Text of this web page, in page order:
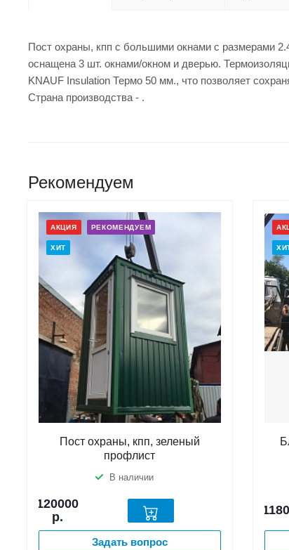
Пост охраны, кпп с большими окнами с размерами
оснащена 3 шт. окнами/окном и дверью.
KNAUF Insulation Термо 50 мм., что позволяет
Страна производства - .
Рекомендуем
АКЦИЯ РЕКОМЕНДУЕМ
ХИТ
Пост охраны, кпп, зеленый
профлист
В наличии
120000
р.
Задать вопрос